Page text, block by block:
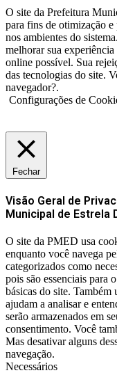
O site da Prefeitura
para fins de otimização e
nos ambientes do
melhorar sua
online possível. Sua
das tecnologias do site.
navegador?.
Configurações de
Fechar
Visão Geral de
Municipal de Estrela
O site da PMED usa
enquanto você navega
categorizados como
pois são essenciais para
básicas do site. Também
ajudam a analisar e
serão armazenados em
consentimento. Você
Mas desativar alguns
navegação.
Necessários